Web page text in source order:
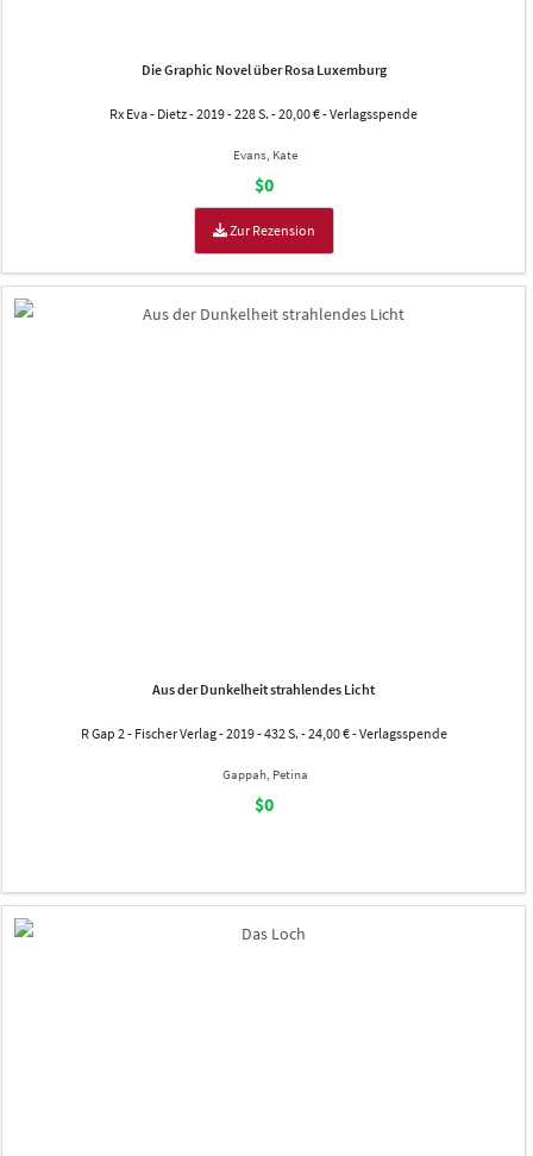
Die Graphic Novel über Rosa Luxemburg
Rx Eva - Dietz - 2019 - 228 S. - 20,00 € - Verlagsspende
Evans, Kate
$0
Zur Rezension
Aus der Dunkelheit strahlendes Licht
R Gap 2 - Fischer Verlag - 2019 - 432 S. - 24,00 € - Verlagsspende
Gappah, Petina
$0